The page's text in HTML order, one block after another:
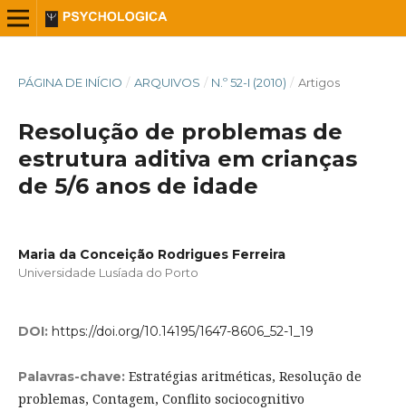
PÁGINA DE INÍCIO / ARQUIVOS / N.º 52-I (2010) / Artigos
Resolução de problemas de
estrutura aditiva em crianças
de 5/6 anos de idade
Maria da Conceição Rodrigues Ferreira
Universidade Lusíada do Porto
DOI: https://doi.org/10.14195/1647-8606_52-1_19
Palavras-chave: Estratégias aritméticas, Resolução de
problemas, Contagem, Conflito sociocognitivo